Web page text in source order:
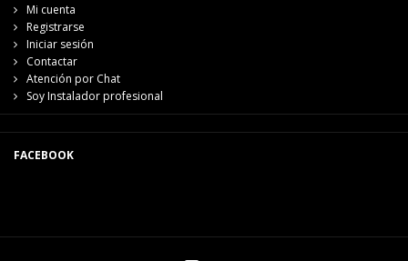
Mi cuenta
Registrarse
Iniciar sesión
Contactar
Atención por Chat
Soy Instalador profesional
FACEBOOK